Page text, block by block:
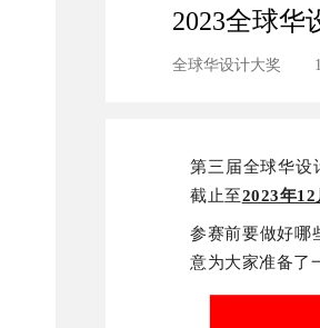
2023全球华
全球华设计大奖
第三届全球华设
截止至2023年
参赛前要做好哪
意为大家准备了